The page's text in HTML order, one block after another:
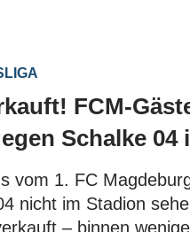
FCM-
Schalke
vom 1. FC
nicht im Stadion
– binnen